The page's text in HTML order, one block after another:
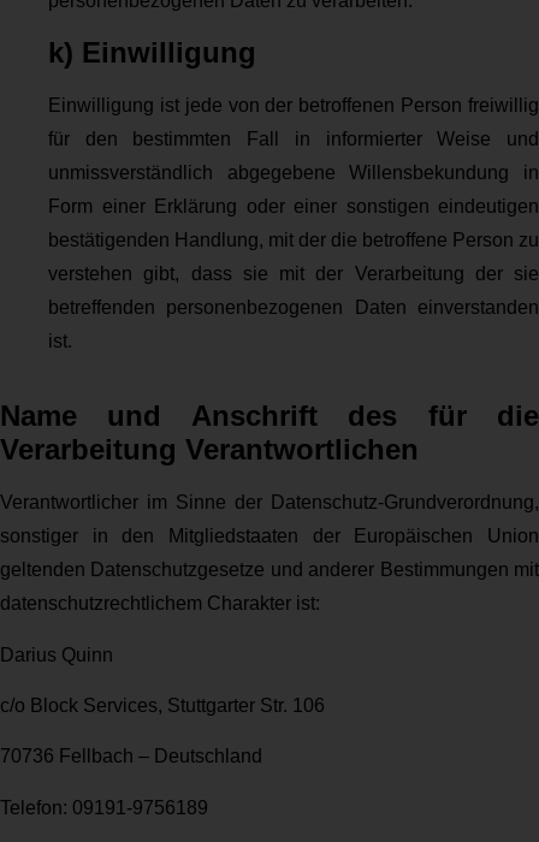
k) Einwilligung
Einwilligung ist jede von der betroffenen Person freiwillig
für den bestimmten Fall in informierter Weise und
unmissverständlich abgegebene Willensbekundung in
Form einer Erklärung oder einer sonstigen eindeutigen
bestätigenden Handlung, mit der die betroffene Person zu
verstehen gibt, dass sie mit der Verarbeitung der sie
betreffenden personenbezogenen Daten einverstanden
ist.
Name und Anschrift des für die
Verarbeitung Verantwortlichen
Verantwortlicher im Sinne der Datenschutz-Grundverordnung,
sonstiger in den Mitgliedstaaten der Europäischen Union
geltenden Datenschutzgesetze und anderer Bestimmungen mit
datenschutzrechtlichem Charakter ist:
Darius Quinn
c/o Block Services, Stuttgarter Str. 106
70736 Fellbach – Deutschland
Telefon: 09191-9756189